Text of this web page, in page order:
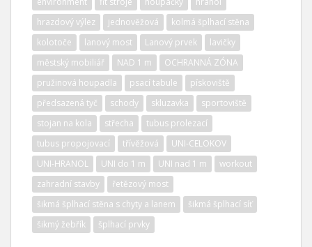
hrazdový výlez
jednověžová
kolmá šplhací stěna
kolotoče
lanový most Lanový prvek
lavičky
městský mobiliář
NAD 1 m
OCHRANNÁ ZÓNA
pružinová houpadla
psací tabule
pískoviště
předsazená tyč
schody skluzavka
sportoviště
stojan na kola
střecha
tubus prolezací
tubus propojovací
třívěžová
UNI-CELOKOV
UNI-HRANOL
UNI do 1 m UNI nad 1 m
workout
zahradní stavby
řetězový most
šikmá šplhací stěna s chyty a lanem
šikmá šplhací síť
šikmý žebřík
šplhací prvky